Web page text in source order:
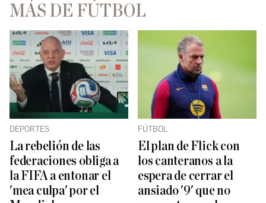
MÁS DE FÚTBOL
DEPORTES
La rebelión de las
federaciones obliga a
la FIFA a entonar el
'mea culpa' por el
FÚTBOL
El plan de Flick con
los canteranos a la
espera de cerrar el
ansiado '9' que no